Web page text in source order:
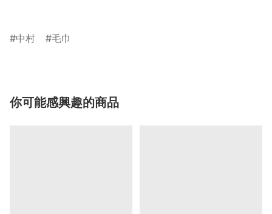
中村 毛巾
你可能感興趣的商品